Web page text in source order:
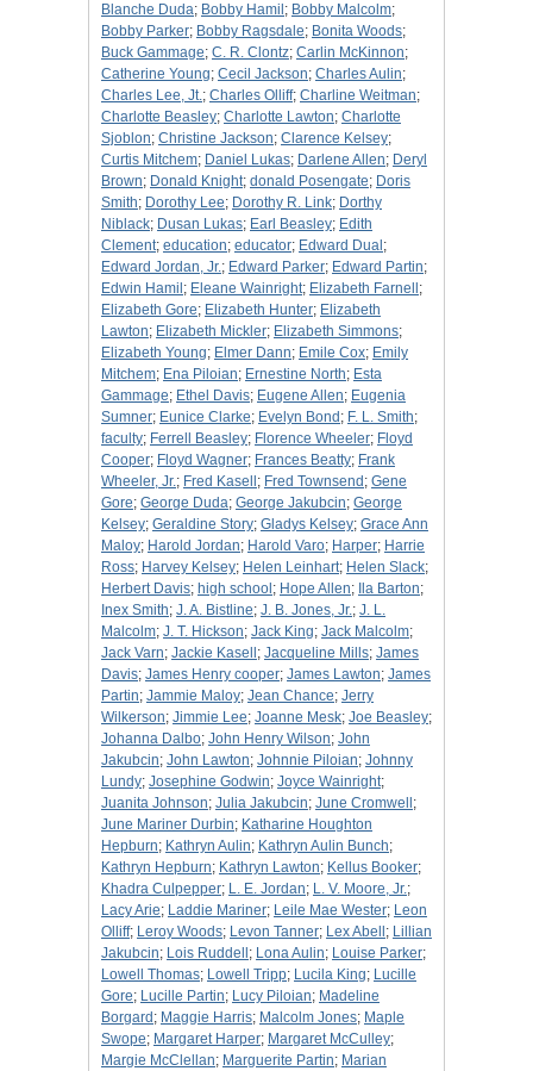
Blanche Duda; Bobby Hamil ; Bobby Malcolm;
Bobby Parker; Bobby Ragsdale; Bonita Woods;
Buck Gammage; C. R. Clontz; Carlin McKinnon;
Catherine Young; Cecil Jackson; Charles Aulin;
Charles Lee, Jt.; Charles Olliff; Charline Weitman;
Charlotte Beasley; Charlotte Lawton; Charlotte
Sjoblon; Christine Jackson; Clarence Kelsey;
Curtis Mitchem; Daniel Lukas; Darlene Allen; Deryl
Brown; Donald Knight; donald Posengate; Doris
Smith; Dorothy Lee; Dorothy R. Link; Dorthy
Niblack; Dusan Lukas; Earl Beasley; Edith
Clement; education; educator; Edward Dual ;
Edward Jordan, Jr.; Edward Parker; Edward Partin;
Edwin Hamil ; Eleane Wainright; Elizabeth Farnell ;
Elizabeth Gore; Elizabeth Hunter; Elizabeth
Lawton; Elizabeth Mickler; Elizabeth Simmons;
Elizabeth Young; Elmer Dann; Emile Cox; Emily
Mitchem; Ena Piloian; Ernestine North; Esta
Gammage; Ethel Davis; Eugene Allen; Eugenia
Sumner; Eunice Clarke; Evelyn Bond ; F. L. Smith;
faculty; Ferrell Beasley; Florence Wheeler; Floyd
Cooper; Floyd Wagner; Frances Beatty; Frank
Wheeler, Jr.; Fred Kasell ; Fred Townsend ; Gene
Gore; George Duda; George Jakubcin; George
Kelsey; Geraldine Story; Gladys Kelsey; Grace Ann
Maloy; Harold Jordan; Harold Varo; Harper; Harrie
Ross; Harvey Kelsey; Helen Leinhart; Helen Slack;
Herbert Davis; high school ; Hope Allen; Ila Barton;
Inex Smith; J. A. Bistline; J. B. Jones, Jr.; J. L.
Malcolm; J. T. Hickson; Jack King; Jack Malcolm;
Jack Varn; Jackie Kasell ; Jacqueline Mills; James
Davis; James Henry cooper; James Lawton; James
Partin; Jammie Maloy; Jean Chance; Jerry
Wilkerson; Jimmie Lee; Joanne Mesk; Joe Beasley;
Johanna Dalbo; John Henry Wilson; John
Jakubcin; John Lawton; Johnnie Piloian; Johnny
Lundy; Josephine Godwin; Joyce Wainright;
Juanita Johnson; Julia Jakubcin; June Cromwell ;
June Mariner Durbin; Katharine Houghton
Hepburn; Kathryn Aulin; Kathryn Aulin Bunch;
Kathryn Hepburn; Kathryn Lawton; Kellus Booker;
Khadra Culpepper; L. E. Jordan; L. V. Moore, Jr.;
Lacy Arie; Laddie Mariner; Leile Mae Wester; Leon
Olliff; Leroy Woods; Levon Tanner; Lex Abell ; Lillian
Jakubcin; Lois Ruddell ; Lona Aulin; Louise Parker;
Lowell Thomas; Lowell Tripp; Lucila King; Lucille
Gore; Lucille Partin; Lucy Piloian; Madeline
Borgard ; Maggie Harris; Malcolm Jones; Maple
Swope; Margaret Harper; Margaret McCulley;
Margie McClellan; Marguerite Partin; Marian